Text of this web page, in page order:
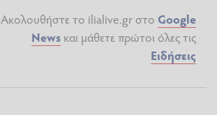
Ακολουθήστε το ilialive.gr στο Google
News και μάθετε πρώτοι όλες τις
Ειδήσεις